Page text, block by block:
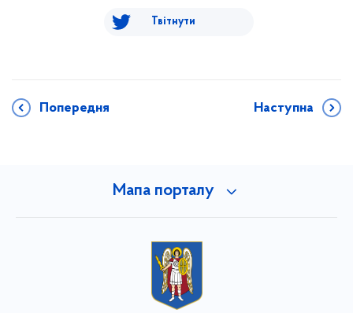
Твітнути
Попередня Наступна
Мапа порталу